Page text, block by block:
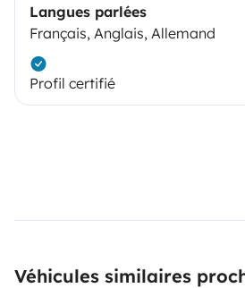
Langues parlées
Français, Anglais, Allemand
Profil certifié
Véhicules similaires